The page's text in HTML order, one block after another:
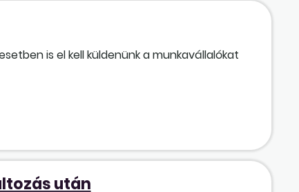
is el kell küldenünk a munkavállalókat
után